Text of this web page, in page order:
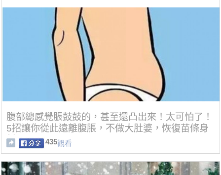
腹部總感覺脹鼓鼓的，甚至還凸出來！太可怕了！
5招讓你從此遠離腹脹，不做大肚婆，恢復苗條身
材！
435觀看